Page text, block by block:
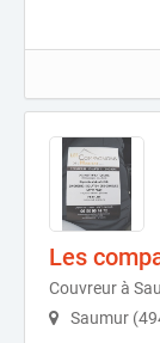
Les
Couvreur à
Saumur